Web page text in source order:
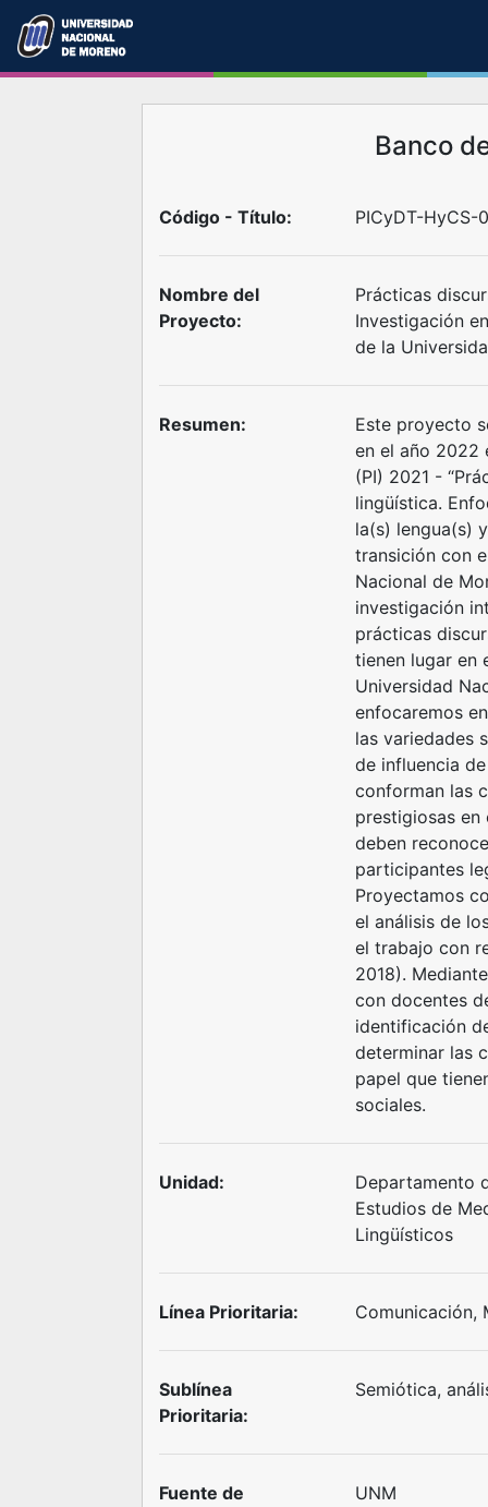
Banco
Código - Título: PICyDT-HyCS-
Nombre del
Proyecto:
Prácticas
Investigación
de la
Resumen:
Este proyecto
en el año 2022
(PI) 2021 -
lingüística.
la(s) lengua(s)
transición con
Nacional de
investigación
prácticas
tienen lugar en
Universidad
enfocaremos
las variedades
de influencia
conforman las
prestigiosas en
deben
participantes
Proyectamos
el análisis de
el trabajo con
2018).
con docentes
identificación
determinar las
papel que
sociales.
Unidad:
Departamento
Estudios de
Lingüísticos
Línea Prioritaria: Comunicación,
Sublínea
Prioritaria:
Semiótica,
Fuente de
UNM